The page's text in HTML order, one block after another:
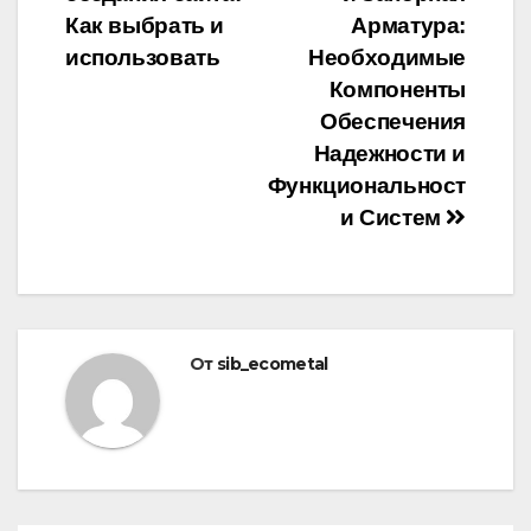
по
записям
Арматура:
Необходимые
Компоненты
Обеспечения
Надежности и
Функциональност
и Систем
Как выбрать и
использовать
От sib_ecometal